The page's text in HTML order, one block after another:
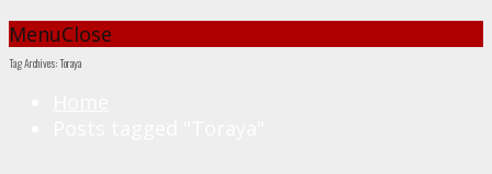
MenuClose
Tag Archives: Toraya